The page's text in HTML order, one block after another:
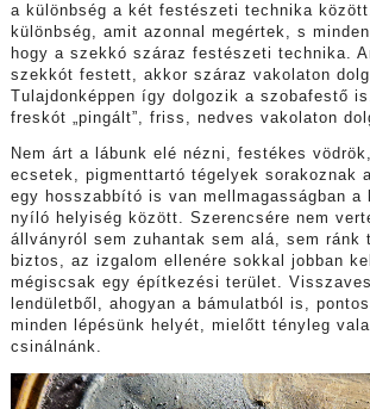
a különbség a két festészeti technika
különbség, amit azonnal megértek, s
hogy a szekkó száraz festészeti technika.
szekkót festett, akkor száraz vakolaton
Tulajdonképpen így dolgozik a szobafestő
freskót „pingált”, friss, nedves vakolaton
Nem árt a lábunk elé nézni, festékes
ecsetek, pigmenttartó tégelyek sorakoznak
egy hosszabbító is van mellmagasságban a
nyíló helyiség között. Szerencsére nem
állványról sem zuhantak sem alá, sem ránk
biztos, az izgalom ellenére sokkal jobban
mégiscsak egy építkezési terület.
lendületből, ahogyan a bámulatból is,
minden lépésünk helyét, mielőtt tényleg
csinálnánk.